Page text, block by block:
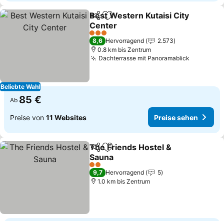
Beliebte Wahl
TeilenZu Favoriten hinzufügen
Best Western Kutaisi City
Center
3 Sterne
8,6 Hervorragend
2.573
0.8 km bis Zentrum
Dachterrasse mit Panoramablick
Ab 85 €
Preise von 11 Websites Preise sehen
TeilenZu Favoriten hinzufügen
The Friends Hostel &
Sauna
2 Sterne
9,7 Hervorragend
5
1.0 km bis Zentrum